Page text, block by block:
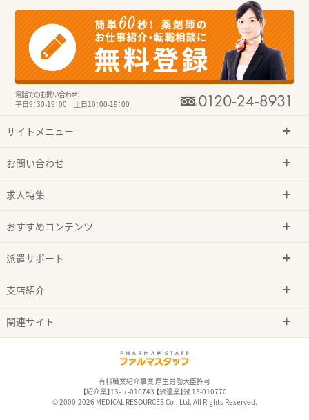
電話でのお問い合わせ：
平日9：30-19：00 土日10：00-19：00
サイトメニュー
お問い合わせ
求人特集
おすすめコンテンツ
派遣サポート
支店紹介
関連サイト
有料職業紹介事業 厚生労働大臣許可
【紹介業】13-ユ-010743 【派遣業】派 13-010770
© 2000-2026 MEDICAL RESOURCES Co., Ltd. All Rights Reserved.